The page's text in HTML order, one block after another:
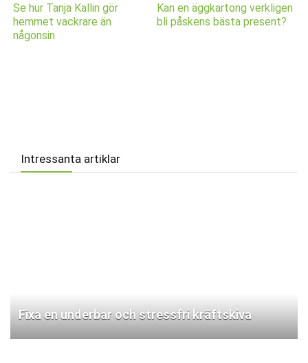
Se hur Tanja Kallin gör
hemmet vackrare än
någonsin
Kan en äggkartong verkligen
bli påskens bästa present?
Intressanta artiklar
Fixa en underbar och stressfri kräftskiva